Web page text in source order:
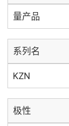
量产品
系列名
KZN
极性